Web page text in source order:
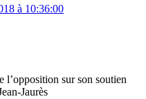
à 10:36:00
l’opposition sur son soutien
Jaurès